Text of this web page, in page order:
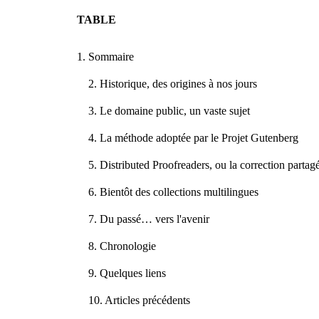
TABLE
1. Sommaire
2. Historique, des origines à nos jours
3. Le domaine public, un vaste sujet
4. La méthode adoptée par le Projet Gutenberg
5. Distributed Proofreaders, ou la correction
6. Bientôt des collections multilingues
7. Du passé… vers l'avenir
8. Chronologie
9. Quelques liens
10. Articles précédents